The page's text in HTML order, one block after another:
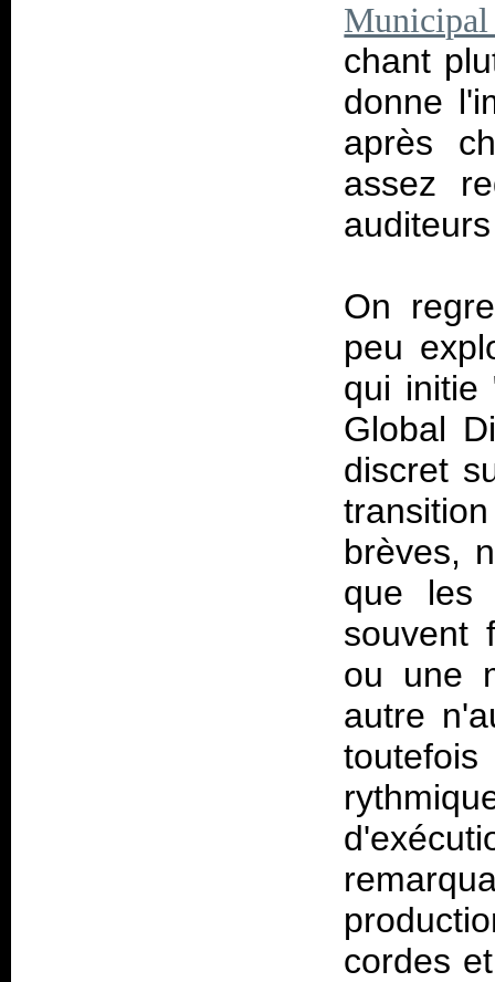
chant
donne
après
assez
On
peu
qui initie
Global
discret
brèves,
que les
souvent
ou une
autre
cordes